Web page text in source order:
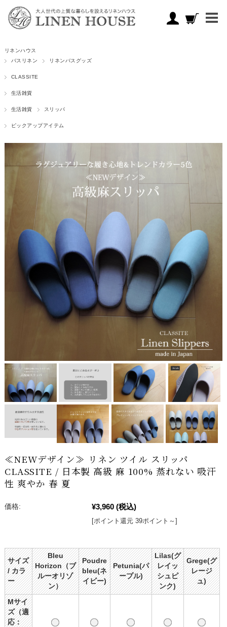
リネンハウス
バスリネン
リネンバスグッズ
CLASSITE
生活雑貨
生活雑貨 スリッパ
ピックアップアイテム
≪NEWデザイン≫ リネン ツイル スリッパ
CLASSITE / 日本製 高級 麻 100% 蒸れない 吸汗
性 爽やか 春 夏
価格: ¥3,960 (税込)
[ポイント還元 39ポイント～]
サイズ
/ カラ
ー
Bleu
Horizon（ブ
ルーオリゾ
ン）
Poudre
bleu(ネ
イビー)
Petunia(パ
ープル)
Lilas(グ
レイッ
シュピ
ンク)
Grege(グ
レージ
ュ)
Mサイ
ズ（適
応：